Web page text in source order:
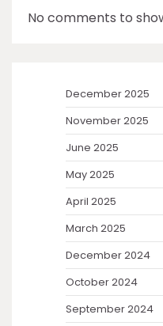
No comments to
December 2025
November 2025
June 2025
May 2025
April 2025
March 2025
December 2024
October 2024
September 2024